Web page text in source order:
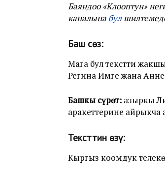
Баяндоо «Клооптун»
каналына бул
Баш сөз:
Мага бул текстти
Регина Имге жана
Башкы сүрөт: азыркы
аракеттерине
Тексттин өзү:
Кыргыз коомдук